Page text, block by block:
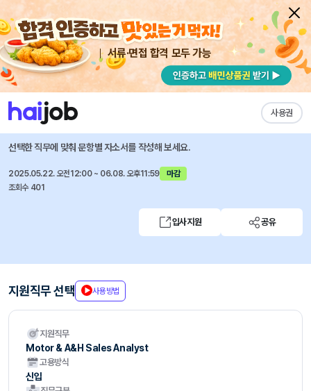
서류·면접 합격 모두 가능
사용권
채용공고 자소서 자유항목 자소서 내 작성목록
AXA손해보험 즐겨찾기
영업기획팀 신입사원 채용
선택한 직무에 맞춰 문항별 자소서를 작성해 보세요.
2025.05.22. 오전12:00 ~ 06.08. 오후11:59
마감
조회수 401
입사지원 공유
지원직무 선택 사용방법
지원직무
Motor & A&H Sales Analyst
고용방식
신입